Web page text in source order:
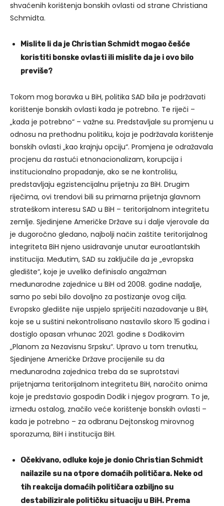
shvaćenih korištenja bonskih ovlasti od strane Christiana
Schmidta.
Mislite li da je Christian Schmidt mogao češće
koristiti bonske ovlasti ili mislite da je i ovo bilo
previše?
Tokom mog boravka u BiH, politika SAD bila je podržavati
korištenje bonskih ovlasti kada je potrebno. Te riječi –
„kada je potrebno“ – važne su. Predstavljale su promjenu u
odnosu na prethodnu politiku, koja je podržavala korištenje
bonskih ovlasti „kao krajnju opciju“. Promjena je odražavala
procjenu da rastući etnonacionalizam, korupcija i
institucionalno propadanje, ako se ne kontrolišu,
predstavljaju egzistencijalnu prijetnju za BiH. Drugim
riječima, ovi trendovi bili su primarna prijetnja glavnom
strateškom interesu SAD u BiH – teritorijalnom integritetu
zemlje. Sjedinjene Američke Države su i dalje vjerovale da
je dugoročno gledano, najbolji način zaštite teritorijalnog
integriteta BiH njeno usidravanje unutar euroatlantskih
institucija. Međutim, SAD su zaključile da je „evropska
gledište“, koje je uveliko definisalo angažman
međunarodne zajednice u BiH od 2008. godine nadalje,
samo po sebi bilo dovoljno za postizanje ovog cilja.
Evropsko gledište nije uspjelo spriječiti nazadovanje u BiH,
koje se u suštini nekontrolisano nastavilo skoro 15 godina i
dostiglo opasan vrhunac 2021. godine s Dodikovim
„Planom za Nezavisnu Srpsku“. Upravo u tom trenutku,
Sjedinjene Američke Države procijenile su da
međunarodna zajednica treba da se suprotstavi
prijetnjama teritorijalnom integritetu BiH, naročito onima
koje je predstavio gospodin Dodik i njegov program. To je,
između ostalog, značilo veće korištenje bonskih ovlasti –
kada je potrebno – za odbranu Dejtonskog mirovnog
sporazuma, BiH i institucija BiH.
Očekivano, odluke koje je donio Christian Schmidt
nailazile su na otpore domaćih političara. Neke od
tih reakcija domaćih političara ozbiljno su
destabilizirale političku situaciju u BiH. Prema